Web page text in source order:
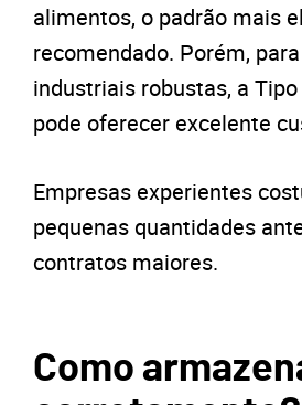
alimentos, o padrão mais
recomendado. Porém,
industriais robustas, a
pode oferecer excelente
Empresas experientes
pequenas quantidades
contratos maiores.
Como